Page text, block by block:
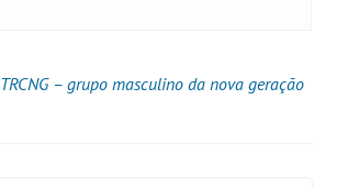
TRCNG – grupo masculino da nova geração